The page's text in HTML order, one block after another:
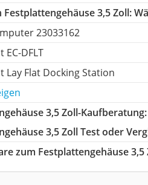
Festplattengehäuse 3,5 Zoll:
23033162
‎EC-DFLT
Lay Flat Docking Station
3,5 Zoll-Kaufberatung
3,5 Zoll Test oder
zum Festplattengehäuse 3,5